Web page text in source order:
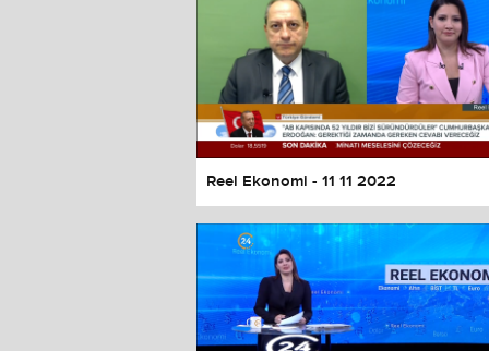
Reel Ekonomi - 11 11 2022